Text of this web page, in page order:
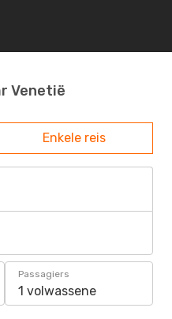
Venetië
Enkele reis
Passagiers
1 volwassene